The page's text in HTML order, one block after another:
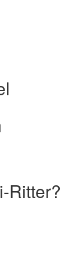
Ritter?